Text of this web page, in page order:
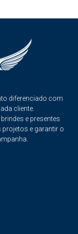
diferenciado com
cliente.
e presentes
e garantir o